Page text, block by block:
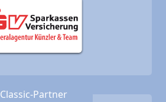
Classic-Partner